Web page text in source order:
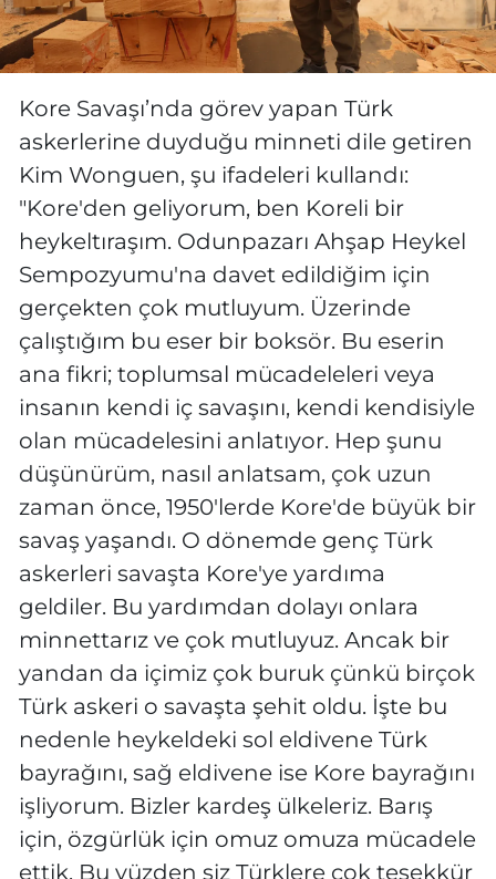
Kore Savaşı’nda görev yapan Türk
askerlerine duyduğu minneti dile getiren
Kim Wonguen, şu ifadeleri kullandı:
"Kore'den geliyorum, ben Koreli bir
heykeltıraşım. Odunpazarı Ahşap Heykel
Sempozyumu'na davet edildiğim için
gerçekten çok mutluyum. Üzerinde
çalıştığım bu eser bir boksör. Bu eserin
ana fikri; toplumsal mücadeleleri veya
insanın kendi iç savaşını, kendi kendisiyle
olan mücadelesini anlatıyor. Hep şunu
düşünürüm, nasıl anlatsam, çok uzun
zaman önce, 1950'lerde Kore'de büyük bir
savaş yaşandı. O dönemde genç Türk
askerleri savaşta Kore'ye yardıma
geldiler. Bu yardımdan dolayı onlara
minnettarız ve çok mutluyuz. Ancak bir
yandan da içimiz çok buruk çünkü birçok
Türk askeri o savaşta şehit oldu. İşte bu
nedenle heykeldeki sol eldivene Türk
bayrağını, sağ eldivene ise Kore bayrağını
işliyorum. Bizler kardeş ülkeleriz. Barış
için, özgürlük için omuz omuza mücadele
ettik. Bu yüzden siz Türklere çok teşekkür